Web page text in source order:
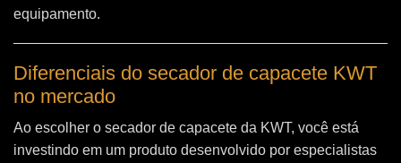
equipamento.
Diferenciais do secador de capacete KWT
no mercado
Ao escolher o secador de capacete da KWT, você está
investindo em um produto desenvolvido por especialistas